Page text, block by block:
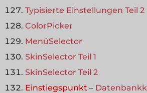
Typisierte Einstellungen Teil 2
ColorPicker
MenüSelector
SkinSelector Teil 1
SkinSelector Teil 2
Einstiegspunkt –